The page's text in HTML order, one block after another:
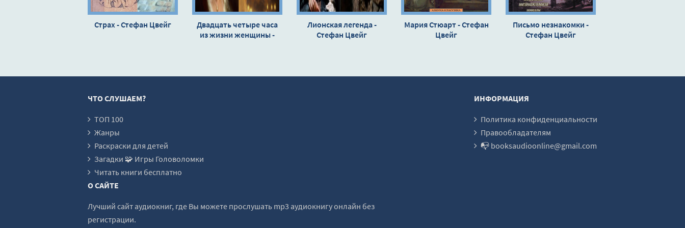
Страх - Стефан Цвейг
Двадцать четыре часа
из жизни женщины -
Лионская легенда -
Стефан Цвейг
Мария Стюарт - Стефан
Цвейг
Письмо незнакомки -
Стефан Цвейг
ЧТО СЛУШАЕМ?
ТОП 100
Жанры
Раскраски для детей
Загадки 🧩 Игры Головоломки
Читать книги бесплатно
ИНФОРМАЦИЯ
Политика конфиденциальности
Правообладателям
📭 booksaudioonline@gmail.com
О САЙТЕ
Лучший сайт аудиокниг, где Вы можете прослушать mp3 аудиокнигу онлайн без
регистрации.